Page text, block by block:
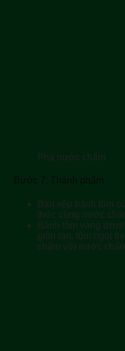
Pha nước chấm
Bước 7: Thành phẩm
Bạn xếp bánh tôm
thức cùng nước
Bánh tôm vàng
giòn tan, tôm ngọt
chấm với nước